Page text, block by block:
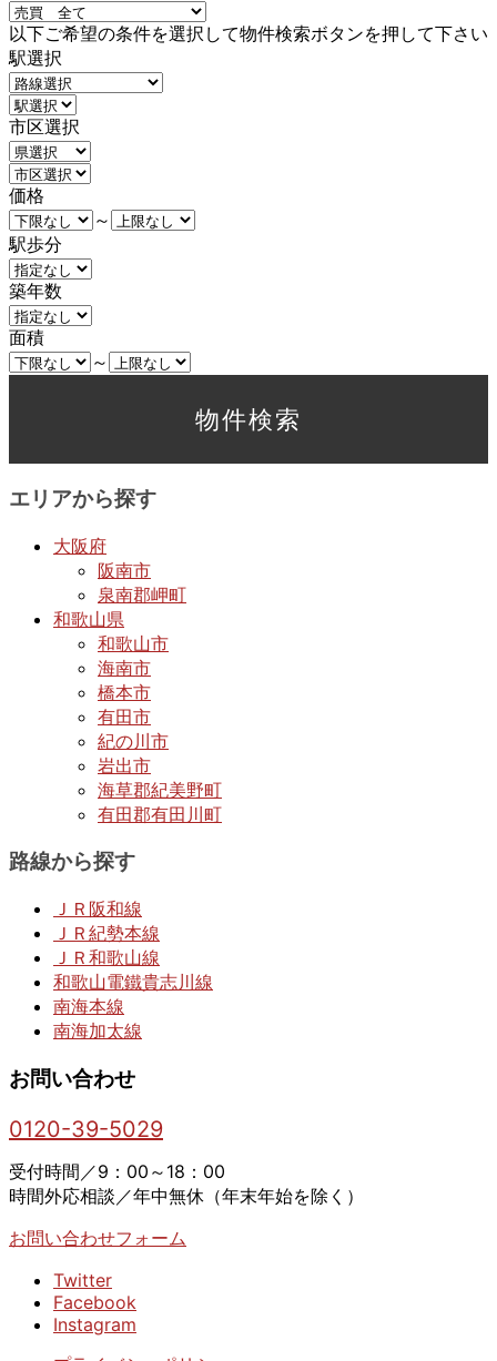
以下ご希望の条件を選択して物件検索ボタンを押して下さい
駅選択
市区選択
価格
～
駅歩分
築年数
面積
～
エリアから探す
大阪府
阪南市
泉南郡岬町
和歌山県
和歌山市
海南市
橋本市
有田市
紀の川市
岩出市
海草郡紀美野町
有田郡有田川町
路線から探す
ＪＲ阪和線
ＪＲ紀勢本線
ＪＲ和歌山線
和歌山電鐵貴志川線
南海本線
南海加太線
お問い合わせ
0120-39-5029
受付時間／9：00～18：00
時間外応相談／年中無休（年末年始を除く）
お問い合わせフォーム
Twitter
Facebook
Instagram